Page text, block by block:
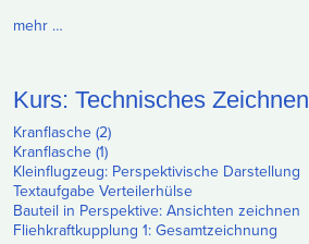
mehr …
Kurs: Technisches Zeichnen
Kranflasche (2)
Kranflasche (1)
Kleinflugzeug: Perspektivische Darstellung
Textaufgabe Verteilerhülse
Bauteil in Perspektive: Ansichten zeichnen
Fliehkraftkupplung 1: Gesamtzeichnung